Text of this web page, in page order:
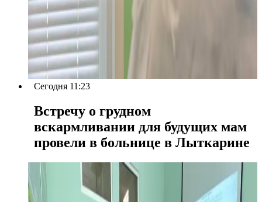
Сегодня 11:23
Встречу о грудном
вскармливании для будущих мам
провели в больнице в Лыткарине